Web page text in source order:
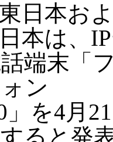
日本お
本は、
端末「
ン
」を4月
ると発